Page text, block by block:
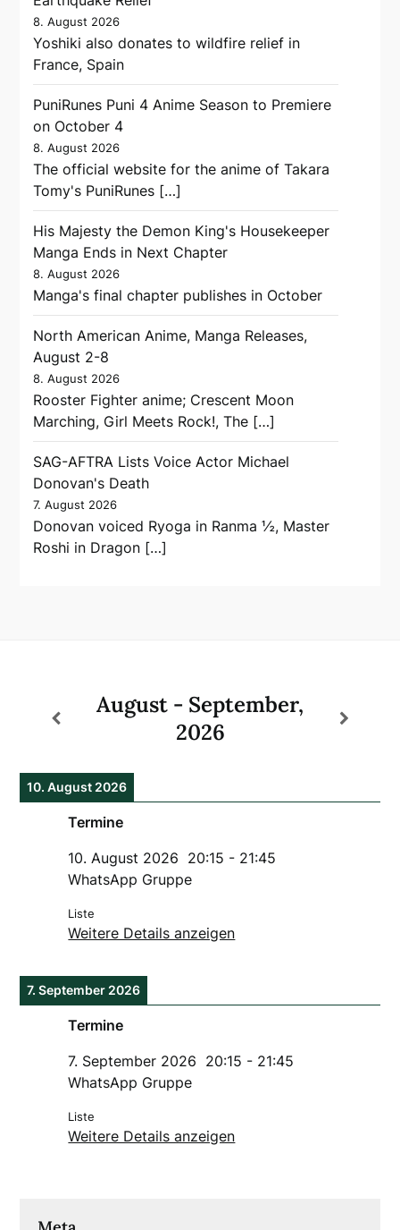
8. August 2026
Yoshiki also donates to wildfire relief in
France, Spain
PuniRunes Puni 4 Anime Season to Premiere
on October 4
8. August 2026
The official website for the anime of Takara
Tomy's PuniRunes […]
His Majesty the Demon King's Housekeeper
Manga Ends in Next Chapter
8. August 2026
Manga's final chapter publishes in October
North American Anime, Manga Releases,
August 2-8
8. August 2026
Rooster Fighter anime; Crescent Moon
Marching, Girl Meets Rock!, The […]
SAG-AFTRA Lists Voice Actor Michael
Donovan's Death
7. August 2026
Donovan voiced Ryoga in Ranma ½, Master
Roshi in Dragon […]
August - September,
2026
10. August 2026
Termine
10. August 2026 20:15 - 21:45
WhatsApp Gruppe
Liste
Weitere Details anzeigen
7. September 2026
Termine
7. September 2026 20:15 - 21:45
WhatsApp Gruppe
Liste
Weitere Details anzeigen